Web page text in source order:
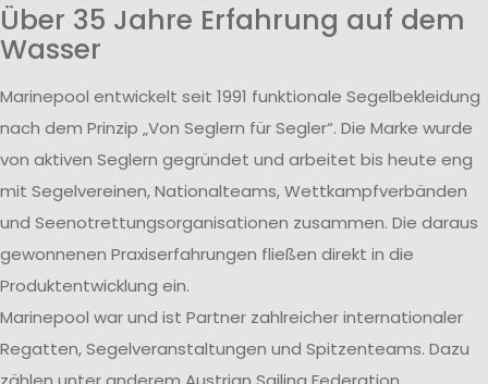
Über 35 Jahre Erfahrung auf dem
Wasser
Marinepool entwickelt seit 1991 funktionale Segelbekleidung
nach dem Prinzip „Von Seglern für Segler“. Die Marke wurde
von aktiven Seglern gegründet und arbeitet bis heute eng
mit Segelvereinen, Nationalteams, Wettkampfverbänden
und Seenotrettungsorganisationen zusammen. Die daraus
gewonnenen Praxiserfahrungen fließen direkt in die
Produktentwicklung ein.
Marinepool war und ist Partner zahlreicher internationaler
Regatten, Segelveranstaltungen und Spitzenteams. Dazu